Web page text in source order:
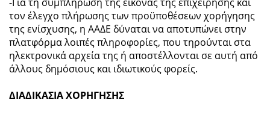
τον έλεγχο πλήρωσης των προϋποθέσεων χορήγησης
της ενίσχυσης, η ΑΑΔΕ δύναται να αποτυπώνει στην
πλατφόρμα λοιπές πληροφορίες, που τηρούνται στα
ηλεκτρονικά αρχεία της ή αποστέλλονται σε αυτή από
άλλους δημόσιους και ιδιωτικούς φορείς.
ΔΙΑΔΙΚΑΣΙΑ ΧΟΡΗΓΗΣΗΣ